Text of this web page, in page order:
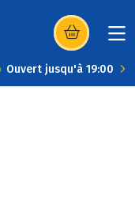
(s’ouvre dans
Ouvert jusqu'à 19:00